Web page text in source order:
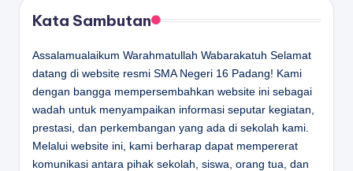
Kata Sambutan
Assalamualaikum Warahmatullah Wabarakatuh Selamat
datang di website resmi SMA Negeri 16 Padang! Kami
dengan bangga mempersembahkan website ini sebagai
wadah untuk menyampaikan informasi seputar kegiatan,
prestasi, dan perkembangan yang ada di sekolah kami.
Melalui website ini, kami berharap dapat mempererat
komunikasi antara pihak sekolah, siswa, orang tua, dan